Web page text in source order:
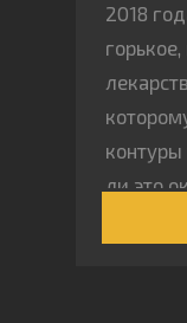
2018
ли это
в